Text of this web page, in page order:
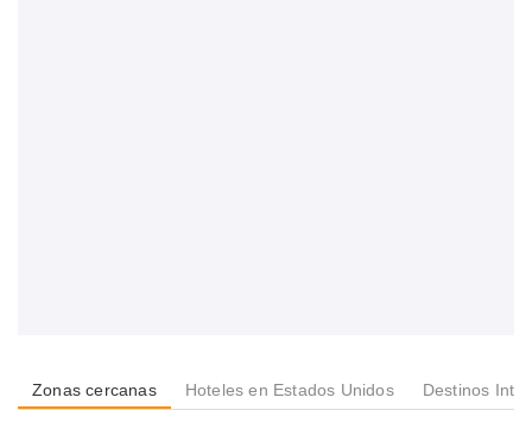
Zonas cercanas Hoteles en Estados Unidos Destinos